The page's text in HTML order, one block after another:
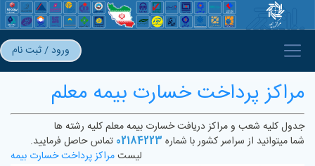
ورود / ثبت نام
مراکز پرداخت خسارت بیمه معلم
جدول کلیه شعب و مراکز دریافت خسارت بیمه معلم کلیه رشته ها
شما میتوانید از سراسر کشور با شماره 02184223 تماس حاصل فرمایید.
لیستمراکز پرداخت خسارت بیمه